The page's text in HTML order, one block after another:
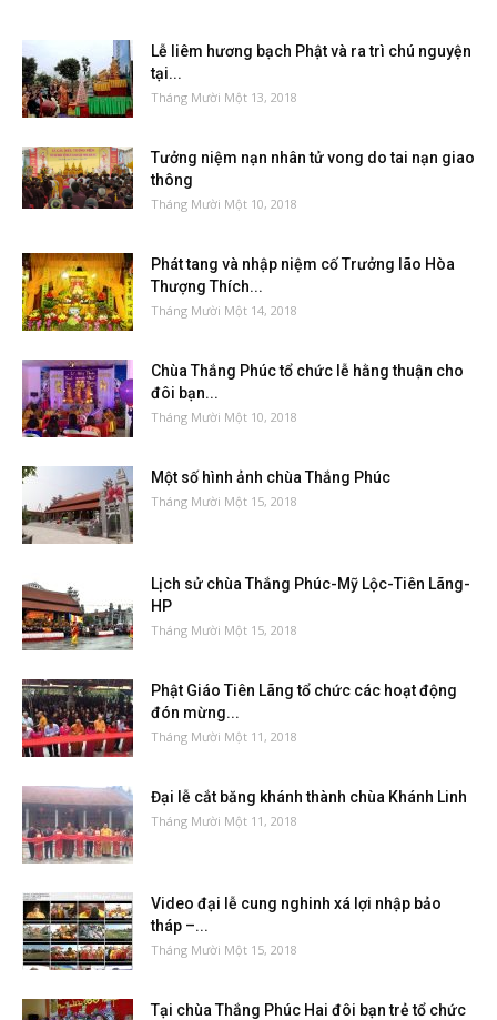
Lễ liêm hương bạch Phật và ra trì chú nguyện
tại...
Tháng Mười Một 13, 2018
Tưởng niệm nạn nhân tử vong do tai nạn giao
thông
Tháng Mười Một 10, 2018
Phát tang và nhập niệm cố Trưởng lão Hòa
Thượng Thích...
Tháng Mười Một 14, 2018
Chùa Thắng Phúc tổ chức lễ hằng thuận cho
đôi bạn...
Tháng Mười Một 10, 2018
Một số hình ảnh chùa Thắng Phúc
Tháng Mười Một 15, 2018
Lịch sử chùa Thắng Phúc-Mỹ Lộc-Tiên Lãng-
HP
Tháng Mười Một 15, 2018
Phật Giáo Tiên Lãng tổ chức các hoạt động
đón mừng...
Tháng Mười Một 11, 2018
Đại lễ cắt băng khánh thành chùa Khánh Linh
Tháng Mười Một 11, 2018
Video đại lễ cung nghinh xá lợi nhập bảo
tháp –...
Tháng Mười Một 15, 2018
Tại chùa Thắng Phúc Hai đôi bạn trẻ tổ chức